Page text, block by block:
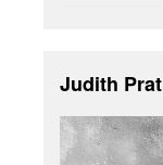
Judith